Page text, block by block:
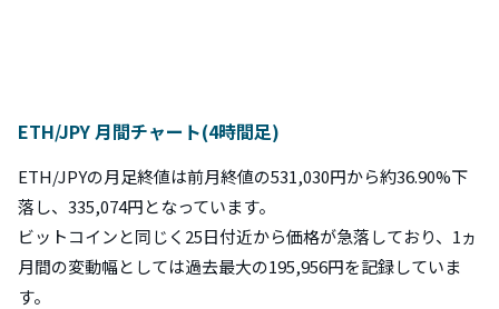
ETH/JPY 月間チャート(4時間足)
ETH/JPYの月足終値は前月終値の531,030円から約36.90%下
落し、335,074円となっています。
ビットコインと同じく25日付近から価格が急落しており、1ヵ
月間の変動幅としては過去最大の195,956円を記録していま
す。